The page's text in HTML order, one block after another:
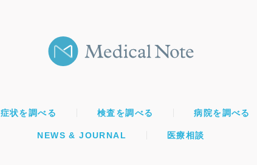
症状を調べる 検査を調べる 病院を調べる
NEWS & JOURNAL 医療相談